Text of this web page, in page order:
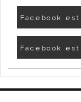
Facebook
Facebook